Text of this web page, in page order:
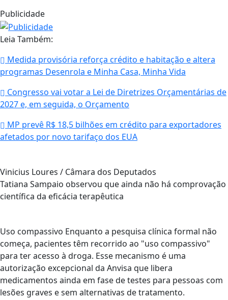
Publicidade
Leia Também:
Medida provisória reforça crédito e habitação e altera
programas Desenrola e Minha Casa, Minha Vida
Congresso vai votar a Lei de Diretrizes Orçamentárias de
2027 e, em seguida, o Orçamento
MP prevê R$ 18,5 bilhões em crédito para exportadores
afetados por novo tarifaço dos EUA
Vinicius Loures / Câmara dos Deputados
Tatiana Sampaio observou que ainda não há comprovação
científica da eficácia terapêutica
Uso compassivo Enquanto a pesquisa clínica formal não
começa, pacientes têm recorrido ao "uso compassivo"
para ter acesso à droga. Esse mecanismo é uma
autorização excepcional da Anvisa que libera
medicamentos ainda em fase de testes para pessoas com
lesões graves e sem alternativas de tratamento.